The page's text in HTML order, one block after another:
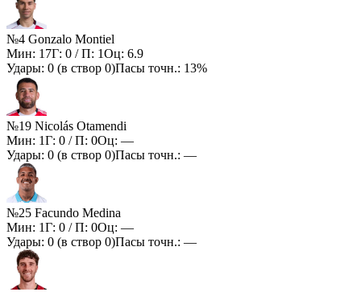
№4 Gonzalo Montiel
Мин: 17Г: 0 / П: 1Оц: 6.9
Удары: 0 (в створ 0)Пасы точн.: 13%
№19 Nicolás Otamendi
Мин: 1Г: 0 / П: 0Оц: —
Удары: 0 (в створ 0)Пасы точн.: —
№25 Facundo Medina
Мин: 1Г: 0 / П: 0Оц: —
Удары: 0 (в створ 0)Пасы точн.: —